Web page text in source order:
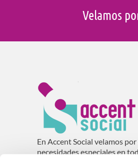
Velamos
En Accent Social velamos por
necesidades especiales en